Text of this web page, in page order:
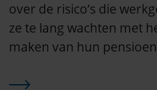
over de risico’s die
ze te lang wachten met
maken van hun